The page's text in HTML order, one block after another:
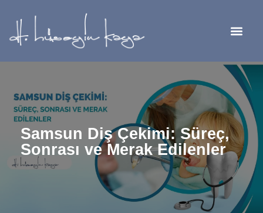
Samsun Diş Çekimi: Süreç,
Sonrası ve Merak Edilenler